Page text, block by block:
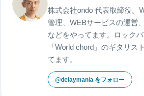
株式会社ondo 代表取締役。
管理、WEBサービスの運営
などをやってます。ロックバ
「World chord」のギタリス
てます。
@delaymania をフォロー